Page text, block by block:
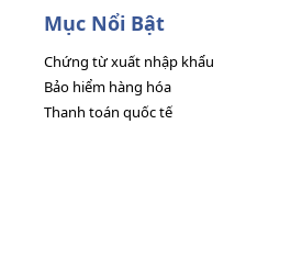
Mục Nổi Bật
Chứng từ xuất nhập khẩu
Bảo hiểm hàng hóa
Thanh toán quốc tế